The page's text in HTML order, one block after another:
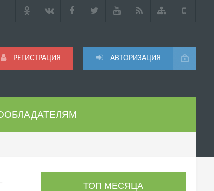
АВТОРИЗАЦИЯ
РЕГИСТРАЦИЯ
ТОП МЕСЯЦА